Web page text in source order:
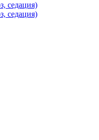
седация)
седация)